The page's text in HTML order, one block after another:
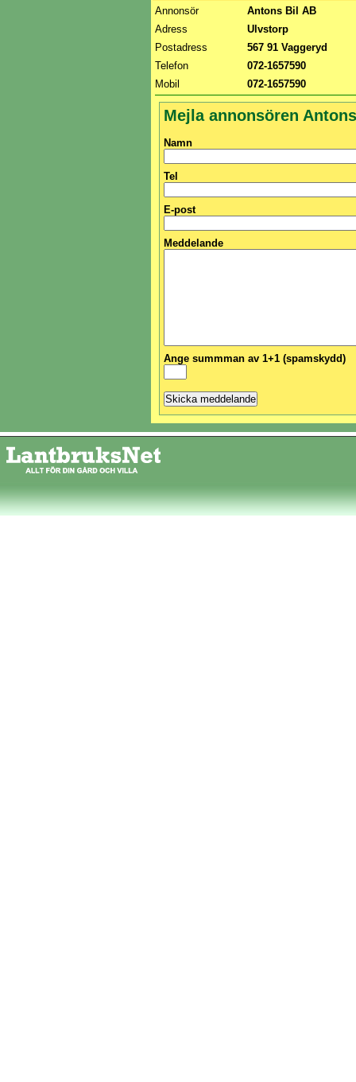
Annonsör
Antons Bil AB
Adress
Ulvstorp
Postadress
567 91 Vaggeryd
Telefon
072-1657590
Mobil
072-1657590
Mejla annonsören
Namn
Tel
E-post
Meddelande
Ange summman av 1+1 (spamskydd)